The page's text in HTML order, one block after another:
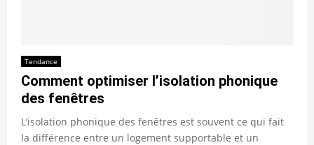
Tendance
Comment optimiser l’isolation phonique
des fenêtres
L’isolation phonique des fenêtres est souvent ce qui fait
la différence entre un logement supportable et un